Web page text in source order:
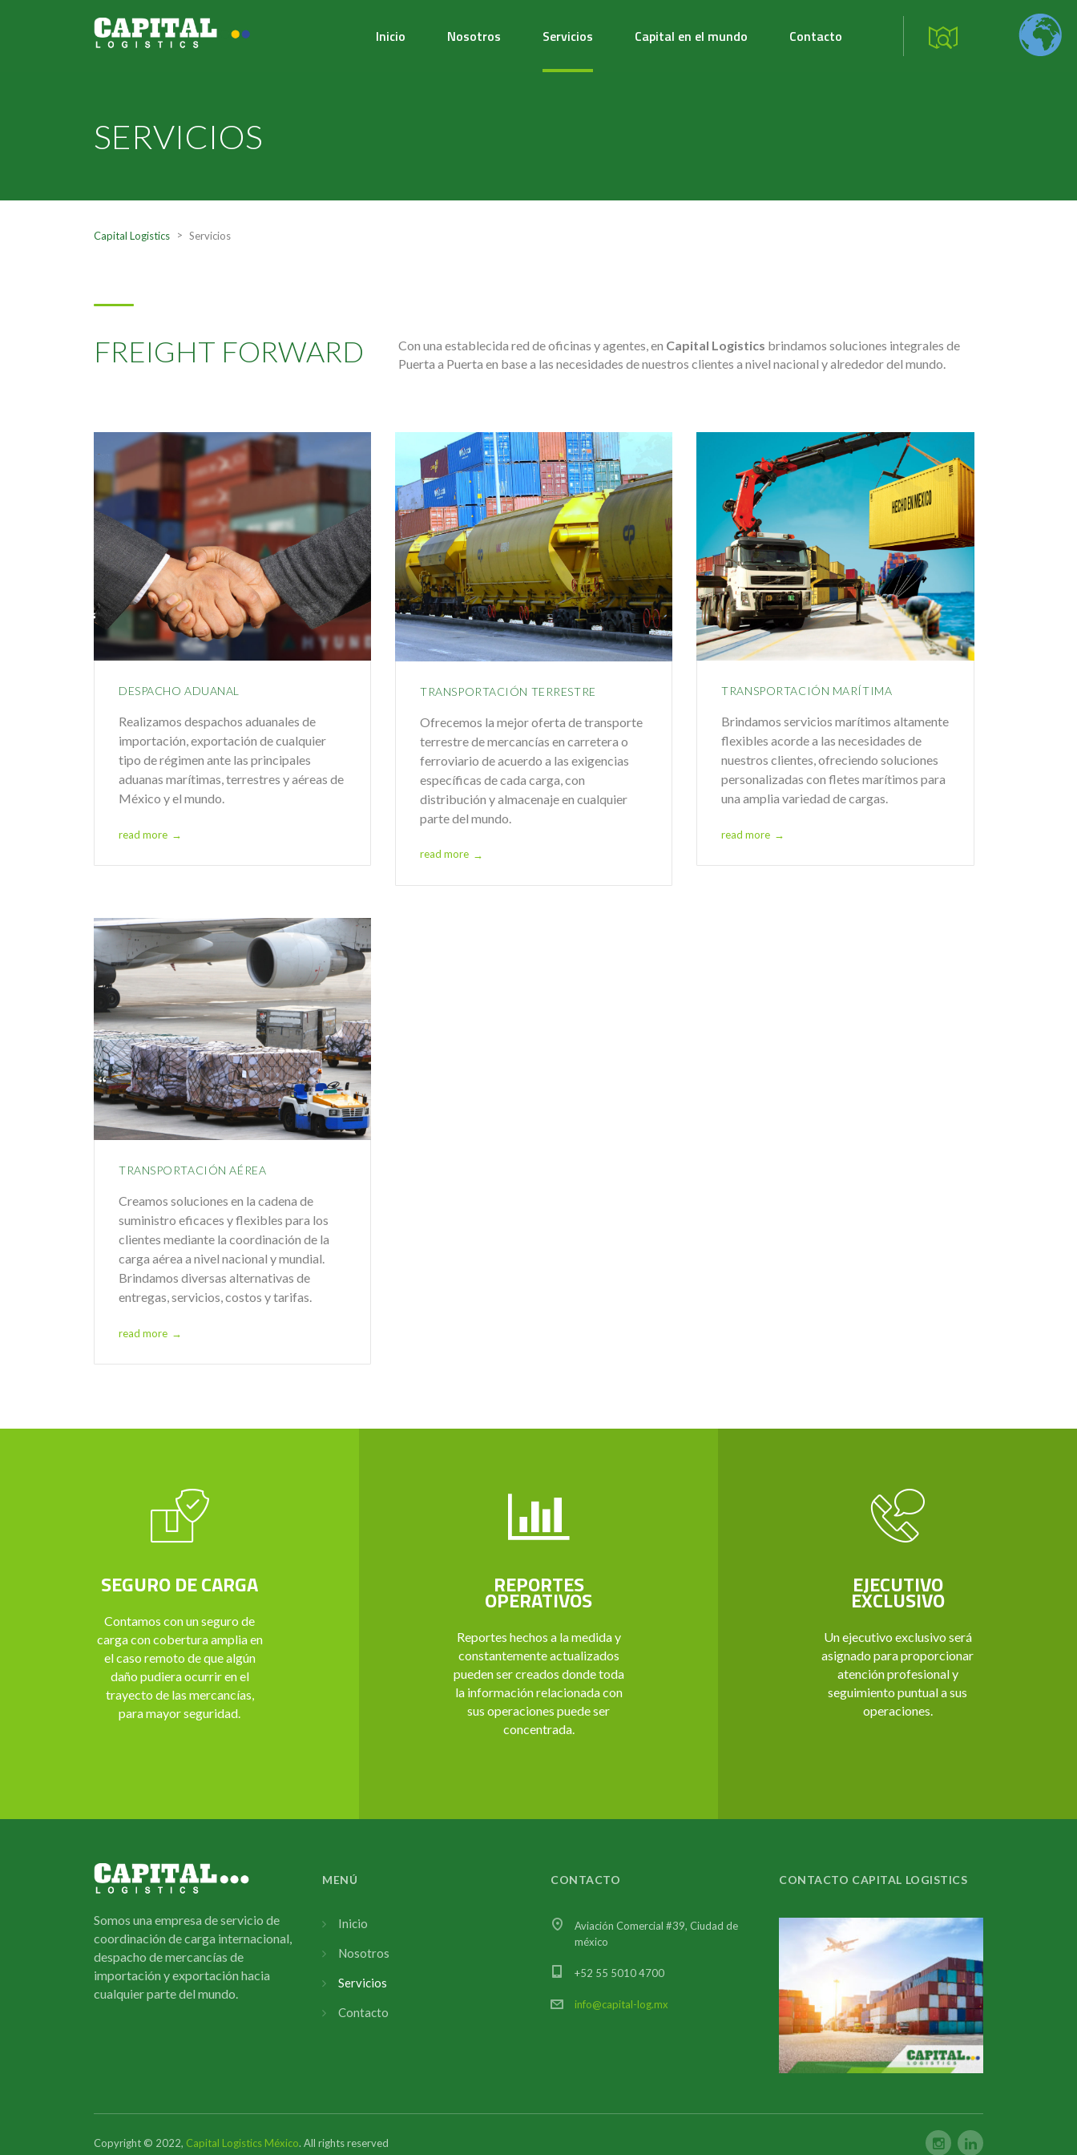
Inicio Nosotros Servicios Capital en el mundo Contacto
SERVICIOS
Capital Logistics > Servicios
FREIGHT FORWARD Con una establecida red de oficinas y agentes, en Capital Logistics brindamos soluciones integrales de
Puerta a Puerta en base a las necesidades de nuestros clientes a nivel nacional y alrededor del mundo.
DESPACHO ADUANAL
Realizamos despachos aduanales de
importación, exportación de cualquier
tipo de régimen ante las principales
aduanas marítimas, terrestres y aéreas de
México y el mundo.
read more →
TRANSPORTACIÓN TERRESTRE
Ofrecemos la mejor oferta de transporte
terrestre de mercancías en carretera o
ferroviario de acuerdo a las exigencias
específicas de cada carga, con
distribución y almacenaje en cualquier
parte del mundo.
read more →
TRANSPORTACIÓN MARÍTIMA
Brindamos servicios marítimos altamente
flexibles acorde a las necesidades de
nuestros clientes, ofreciendo soluciones
personalizadas con fletes marítimos para
una amplia variedad de cargas.
read more →
TRANSPORTACIÓN AÉREA
Creamos soluciones en la cadena de
suministro eficaces y flexibles para los
clientes mediante la coordinación de la
carga aérea a nivel nacional y mundial.
Brindamos diversas alternativas de
entregas, servicios, costos y tarifas.
read more →
SEGURO DE CARGA
Contamos con un seguro de
carga con cobertura amplia en
el caso remoto de que algún
daño pudiera ocurrir en el
trayecto de las mercancías,
para mayor seguridad.
REPORTES
OPERATIVOS
Reportes hechos a la medida y
constantemente actualizados
pueden ser creados donde toda
la información relacionada con
sus operaciones puede ser
concentrada.
EJECUTIVO
EXCLUSIVO
Un ejecutivo exclusivo será
asignado para proporcionar
atención profesional y
seguimiento puntual a sus
operaciones.
Somos una empresa de servicio de
coordinación de carga internacional,
despacho de mercancías de
importación y exportación hacia
cualquier parte del mundo.
MENÚ
Inicio
Nosotros
Servicios
Contacto
CONTACTO
Aviación Comercial #39, Ciudad de
méxico
+52 55 5010 4700
info@capital-log.mx
CONTACTO CAPITAL LOGISTICS
Copyright © 2022, Capital Logistics México. All rights reserved